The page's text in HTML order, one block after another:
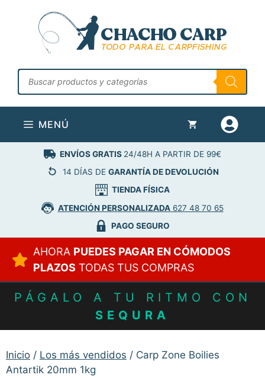
contenido
Búsqueda
de
productos
MENÚ
ENVÍOS GRATIS 24/48H A PARTIR DE 99€
14 DÍAS DE GARANTÍA DE DEVOLUCIÓN
TIENDA FÍSICA
ATENCIÓN PERSONALIZADA627 48 70 65
PAGO SEGURO
AHORA PUEDES PAGAR EN CÓMODOS
PLAZOS TODAS TUS COMPRAS
PÁGALO A TU RITMO CON
SEQURA
Inicio / Los más vendidos / Carp Zone Boilies
Antartik 20mm 1kg